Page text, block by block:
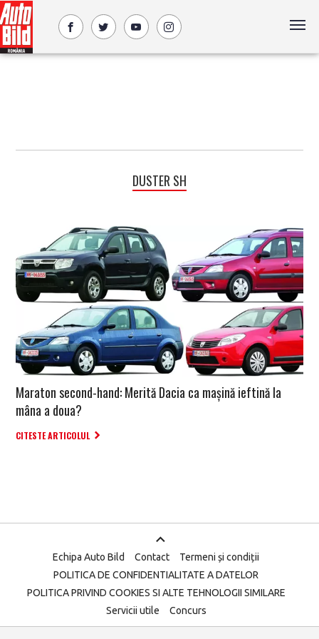
DUSTER SH
Maraton second-hand: Merită Dacia ca mașină ieftină la
mâna a doua?
CITESTE ARTICOLUL
Echipa Auto Bild Contact
Termeni și condiții
POLITICA DE CONFIDENTIALITATE A DATELOR
POLITICA PRIVIND COOKIES SI ALTE TEHNOLOGII SIMILARE
Servicii utile
Concurs